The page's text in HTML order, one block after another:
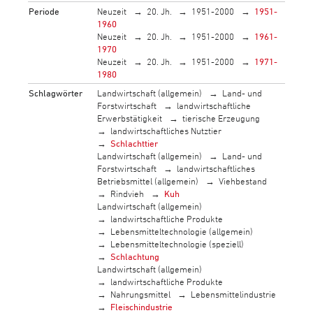
Periode
Neuzeit 20. Jh. 1951-2000
1951-
1960
Neuzeit
20. Jh. 1951-2000
1961-
1970
Neuzeit
20. Jh. 1951-2000
1971-
1980
Schlagwörter
Landwirtschaft (allgemein)
Land- und
Forstwirtschaft
landwirtschaftliche
Erwerbstätigkeit
tierische Erzeugung
landwirtschaftliches Nutztier
Schlachttier
Landwirtschaft (allgemein)
Land- und
Forstwirtschaft
landwirtschaftliches
Betriebsmittel (allgemein)
Viehbestand
Rindvieh
Kuh
Landwirtschaft (allgemein)
landwirtschaftliche Produkte
Lebensmitteltechnologie (allgemein)
Lebensmitteltechnologie (speziell)
Schlachtung
Landwirtschaft (allgemein)
landwirtschaftliche Produkte
Nahrungsmittel
Lebensmittelindustrie
Fleischindustrie